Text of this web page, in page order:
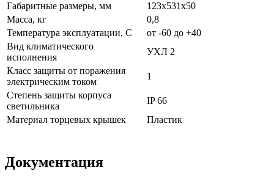
Габаритные размеры, мм
123х531х50
Масса, кг
0,8
Температура эксплуатации, С
от -60 до +40
Вид климатического
исполнения
УХЛ 2
Класс защиты от поражения
электрическим током
1
Степень защиты корпуса
светильника
IP 66
Материал торцевых крышек
Пластик
Документация